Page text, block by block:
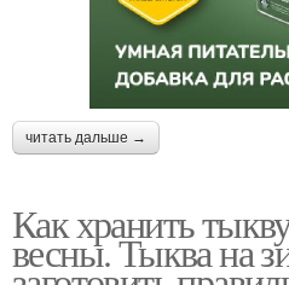
читать дальше →
Как хранить
весны. Тыква на